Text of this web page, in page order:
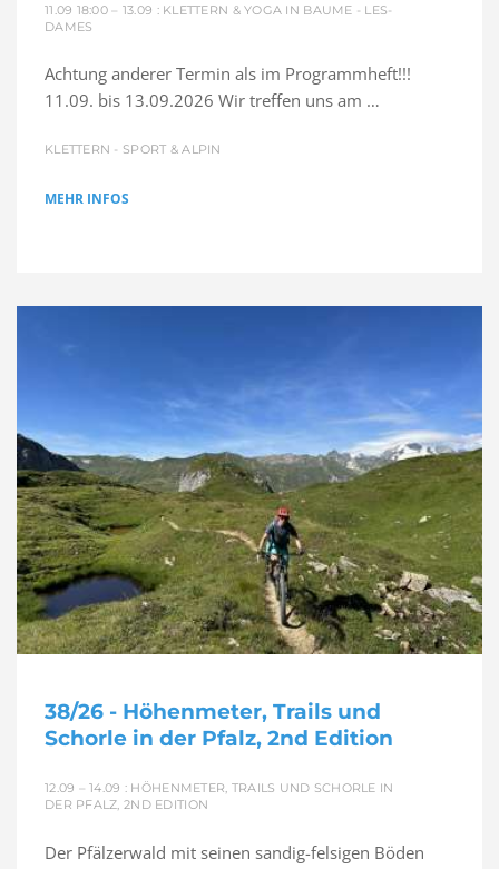
11.09 18:00 – 13.09 : KLETTERN & YOGA IN BAUME - LES-
DAMES
Achtung anderer Termin als im Programmheft!!!
11.09. bis 13.09.2026 Wir treffen uns am …
KLETTERN - SPORT & ALPIN
MEHR INFOS
38/26 - Höhenmeter, Trails und
Schorle in der Pfalz, 2nd Edition
12.09 – 14.09 : HÖHENMETER, TRAILS UND SCHORLE IN
DER PFALZ, 2ND EDITION
Der Pfälzerwald mit seinen sandig-felsigen Böden